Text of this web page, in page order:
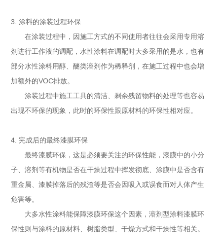
3.涂料的涂装过程环保
在涂装过程中，因施工方式的不同使用者往往会采用专用溶
剂进行工作液的调配，水性涂料在调配时大多采用的是水，也有
部分水性涂料用醇、醚类溶剂作为稀释剂，在施工过程中也会增
加额外的VOC排放。
涂装过程中施工工具的清洁、剩余残留物料的处理等也容易
出现不环保的现象，此时的环保性跟原材料的环保性相对应。
4. 完成后的最终漆膜环保
最终漆膜环保，这是必须要关注的环保性能，漆膜中的小分
子、溶剂等有机物是否在干燥过程中挥发彻底、涂膜中是否含有
重金属、漆膜掉落后的残渣等是否会因吸入或误食而对人体产生
危害等。
大多水性涂料能保障漆膜环保这个因素，溶剂型涂料漆膜环
保性则与涂料的原材料、树脂类型、干燥方式和干燥性等相关。